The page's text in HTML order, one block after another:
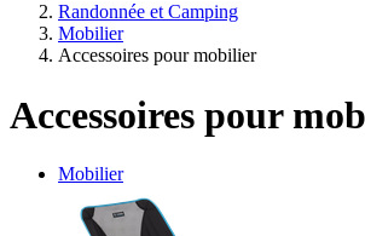
Randonnée et Camping
Mobilier
Accessoires pour mobilier
Accessoires pour
Mobilier